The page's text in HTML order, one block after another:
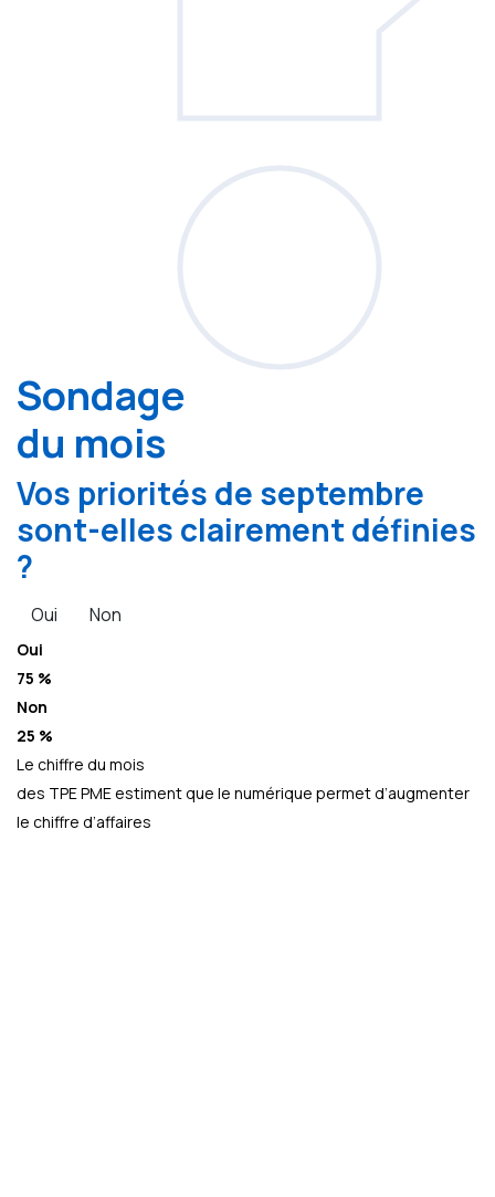
Sondage
du mois
Vos priorités de septembre
sont-elles clairement définies
?
Oui Non
Oui
75 %
Non
25 %
Le chiffre du mois
des TPE PME estiment que le numérique permet d’augmenter
le chiffre d’affaires